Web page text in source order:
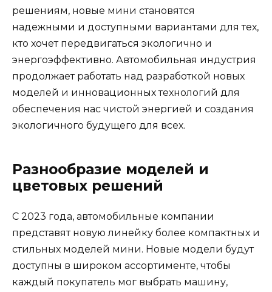
решениям, новые мини становятся
надежными и доступными вариантами для тех,
кто хочет передвигаться экологично и
энергоэффективно. Автомобильная индустрия
продолжает работать над разработкой новых
моделей и инновационных технологий для
обеспечения нас чистой энергией и создания
экологичного будущего для всех.
Разнообразие моделей и
цветовых решений
С 2023 года, автомобильные компании
представят новую линейку более компактных и
стильных моделей мини. Новые модели будут
доступны в широком ассортименте, чтобы
каждый покупатель мог выбрать машину,